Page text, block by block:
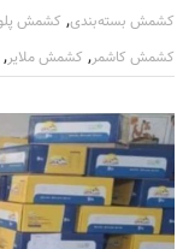
کشمش بسته‌بندی, کشمش
کشمش کاشمر, کشمش ملایر,